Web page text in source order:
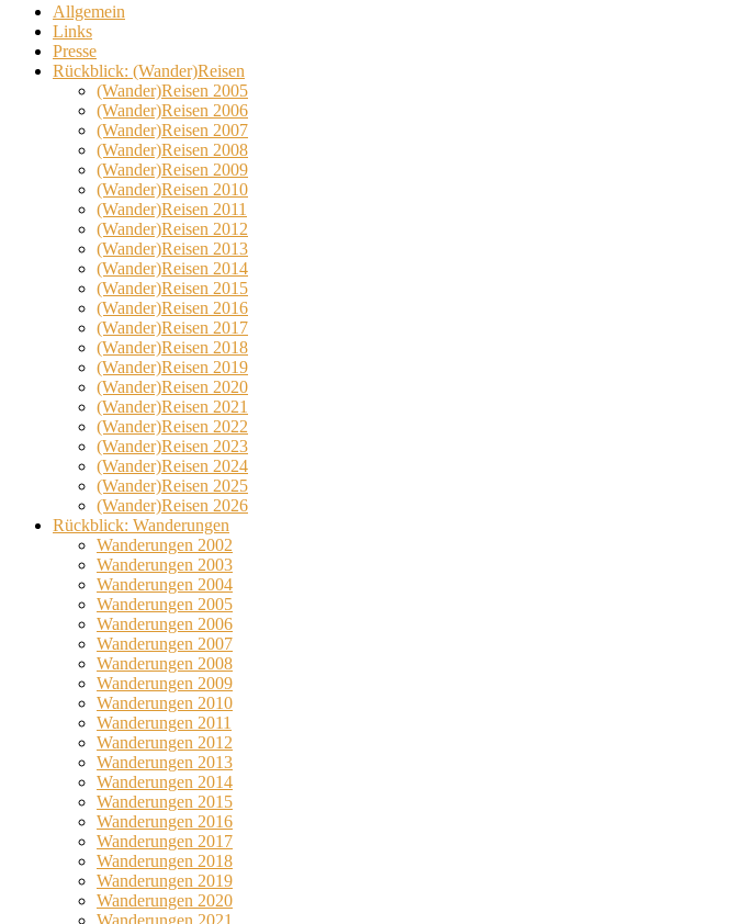
Allgemein
Links
Presse
Rückblick: (Wander)Reisen
(Wander)Reisen 2005
(Wander)Reisen 2006
(Wander)Reisen 2007
(Wander)Reisen 2008
(Wander)Reisen 2009
(Wander)Reisen 2010
(Wander)Reisen 2011
(Wander)Reisen 2012
(Wander)Reisen 2013
(Wander)Reisen 2014
(Wander)Reisen 2015
(Wander)Reisen 2016
(Wander)Reisen 2017
(Wander)Reisen 2018
(Wander)Reisen 2019
(Wander)Reisen 2020
(Wander)Reisen 2021
(Wander)Reisen 2022
(Wander)Reisen 2023
(Wander)Reisen 2024
(Wander)Reisen 2025
(Wander)Reisen 2026
Rückblick: Wanderungen
Wanderungen 2002
Wanderungen 2003
Wanderungen 2004
Wanderungen 2005
Wanderungen 2006
Wanderungen 2007
Wanderungen 2008
Wanderungen 2009
Wanderungen 2010
Wanderungen 2011
Wanderungen 2012
Wanderungen 2013
Wanderungen 2014
Wanderungen 2015
Wanderungen 2016
Wanderungen 2017
Wanderungen 2018
Wanderungen 2019
Wanderungen 2020
Wanderungen 2021